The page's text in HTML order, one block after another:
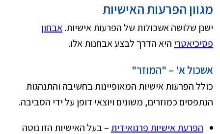
מגוון הפרעות האישיות
ישנן שלושה אשכולות של הפרעות אישיות.אבחון
פסיכיאטרי היא הדרך לבצע אבחנות אלו.
אשכול א' – "המוזר"
כולל הפרעות אישיות המאופיינות בחשיבה והתנהגות
הנתפסים כמוזרים, משונים ויוצאי דופן על ידי הסביבה.
הפרעת אישיות פרנואידית – בעל האישיות הזו נוטה